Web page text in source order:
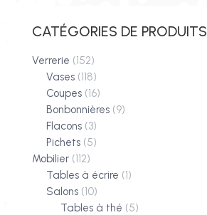
CATÉGORIES DE PRODUITS
Verrerie (152)
Vases (118)
Coupes (16)
Bonbonnières (9)
Flacons (3)
Pichets (5)
Mobilier (112)
Tables à écrire (1)
Salons (10)
Tables à thé (5)